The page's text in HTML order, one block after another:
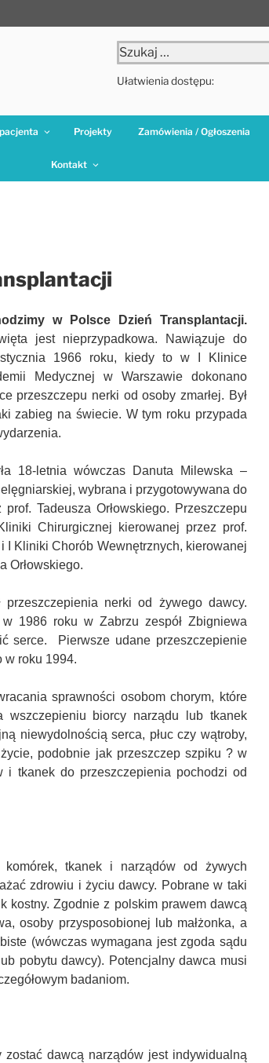
Szukaj:
Ułatwienia dostępu:
Projekty Zamówienia / Ogłoszenia
Kontakt
w Polsce Dzień Transplantacji.
jest nieprzypadkowa. Nawiązuje do
1966 roku, kiedy to w I Klinice
Medycznej w Warszawie dokonano
przeszczepu nerki od osoby zmarłej. Był
zabieg na świecie. W tym roku przypada
18-letnia wówczas Danuta Milewska –
wybrana i przygotowywana do
Tadeusza Orłowskiego. Przeszczepu
Chirurgicznej kierowanej przez prof.
I Kliniki Chorób Wewnętrznych, kierowanej
Orłowskiego.
nerki od żywego dawcy.
1986 roku w Zabrzu zespół Zbigniewa
serce. Pierwsze udane przeszczepienie
w roku 1994.
sprawności osobom chorym, które
wszczepieniu biorcy narządu lub tkanek
niewydolnością serca, płuc czy wątroby,
podobnie jak przeszczep szpiku ? w
i tkanek do przeszczepienia pochodzi od
komórek, tkanek i narządów od żywych
zdrowiu i życiu dawcy. Pobrane w taki
kostny. Zgodnie z polskim prawem dawcą
osoby przysposobionej lub małżonka, a
(wówczas wymagana jest zgoda sądu
pobytu dawcy). Potencjalny dawca musi
badaniom.
dawcą narządów jest indywidualną